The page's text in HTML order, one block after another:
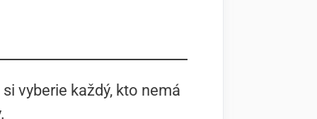
vyberie každý, kto nemá